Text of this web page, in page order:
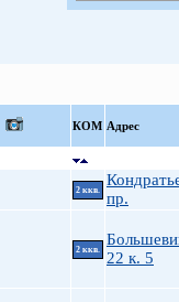
Павловский
Приморский
Фрунзенский
Центральный
КOМ Адрес
2 ккв.
пр.
2 ккв.
22 к. 5